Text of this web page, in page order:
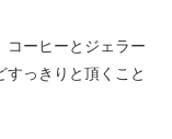
コーヒーとジェラー
すっきりと頂くこと